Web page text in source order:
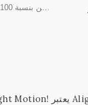
آمن بنسبة 100%